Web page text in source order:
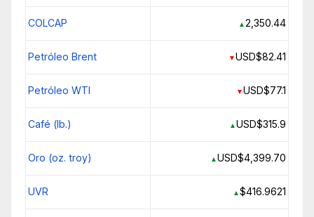
COLCAP ▲2,350.44
Petróleo Brent ▼USD$82.41
Petróleo WTI ▼USD$77.1
Café (lb.) ▲USD$315.9
Oro (oz. troy) ▲USD$4,399.70
UVR ▲$416.9621